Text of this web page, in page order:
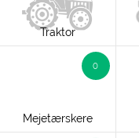
Traktor
0
Mejetærskere